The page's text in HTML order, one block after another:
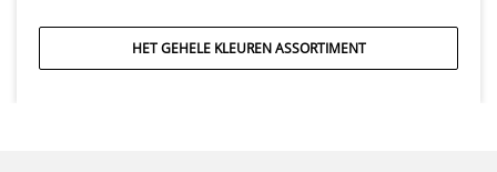
HET GEHELE KLEUREN ASSORTIMENT